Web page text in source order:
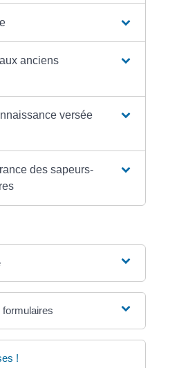
anciens
versée
des sapeurs-
!